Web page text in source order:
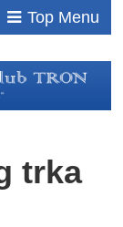
Top Menu
trka